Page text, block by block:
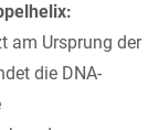
am Ursprung der
die DNA-